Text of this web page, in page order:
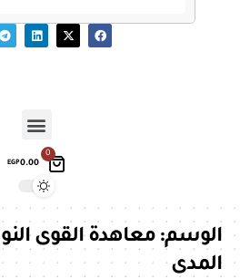
0
EGP0.00
الوسم:معاهدة القوى
المدى